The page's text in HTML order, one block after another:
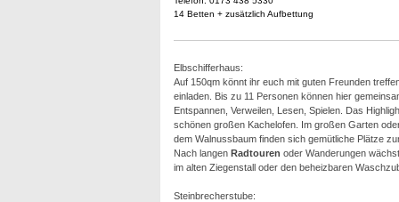
14 Betten + zusätzlich Aufbettung
Elbschifferhaus:
Auf 150qm könnt ihr euch mit guten Freunden
einladen. Bis zu 11 Personen können hier
Entspannen, Verweilen, Lesen, Spielen. Das
schönen großen Kachelofen. Im großen Garten
dem Walnussbaum finden sich gemütliche Plätze
Nach langen Radtouren oder Wanderungen
im alten Ziegenstall oder den beheizbaren
Steinbrecherstube: